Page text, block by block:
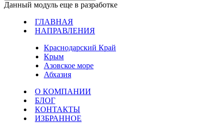
Данный модуль еще в разработке
ГЛАВНАЯ
НАПРАВЛЕНИЯ
Краснодарский Край
Крым
Азовское море
Абхазия
О КОМПАНИИ
БЛОГ
КОНТАКТЫ
ИЗБРАННОЕ